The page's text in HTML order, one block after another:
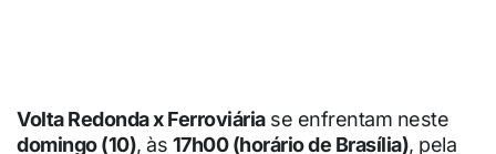
Volta Redonda x Ferroviáriase enfrentam neste
domingo (10), às 17h00 (horário de Brasília), pela